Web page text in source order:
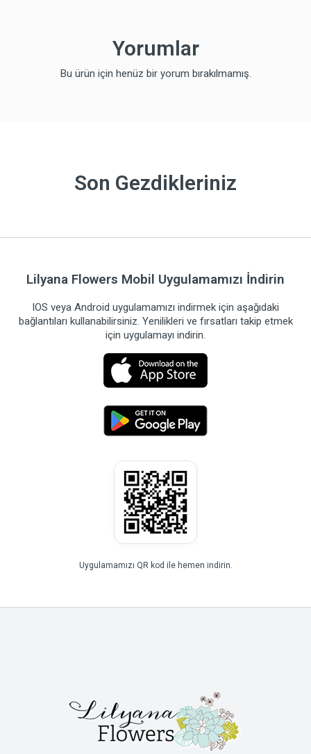
Yorumlar
Bu ürün için henüz bir yorum bırakılmamış.
Son Gezdikleriniz
Lilyana Flowers Mobil Uygulamamızı İndirin
IOS veya Android uygulamamızı indirmek için aşağıdaki
bağlantıları kullanabilirsiniz. Yenilikleri ve fırsatları takip etmek
için uygulamayı indirin.
Uygulamamızı QR kod ile hemen indirin.